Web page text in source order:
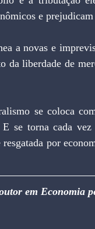
e
liberdade de
se torna cada
por
em Economia